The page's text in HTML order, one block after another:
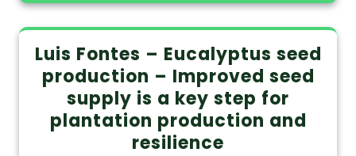
Luis Fontes – Eucalyptus seed
production – Improved seed
supply is a key step for
plantation production and
resilience